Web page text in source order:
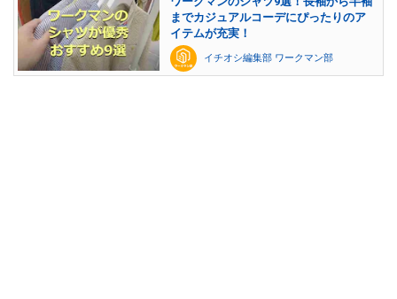
までカジュアルコーデにぴったりのア
イテムが充実！
イチオシ編集部 ワークマン部